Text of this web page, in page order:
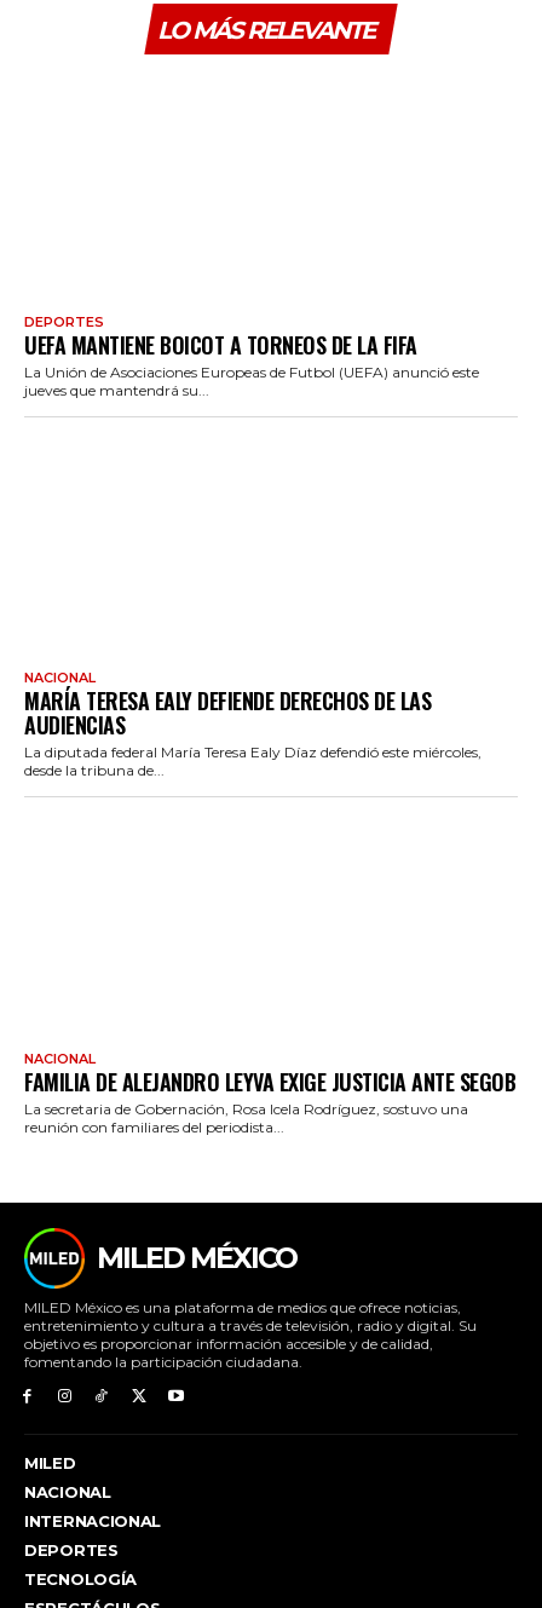
LO MÁS RELEVANTE
DEPORTES
UEFA MANTIENE BOICOT A TORNEOS DE LA FIFA
La Unión de Asociaciones Europeas de Futbol (UEFA) anunció este
jueves que mantendrá su...
NACIONAL
MARÍA TERESA EALY DEFIENDE DERECHOS DE LAS
AUDIENCIAS
La diputada federal María Teresa Ealy Díaz defendió este miércoles,
desde la tribuna de...
NACIONAL
FAMILIA DE ALEJANDRO LEYVA EXIGE JUSTICIA ANTE SEGOB
La secretaria de Gobernación, Rosa Icela Rodríguez, sostuvo una
reunión con familiares del periodista...
MILED MÉXICO
MILED México es una plataforma de medios que ofrece noticias,
entretenimiento y cultura a través de televisión, radio y digital. Su
objetivo es proporcionar información accesible y de calidad,
fomentando la participación ciudadana.
MILED
NACIONAL
INTERNACIONAL
DEPORTES
TECNOLOGÍA